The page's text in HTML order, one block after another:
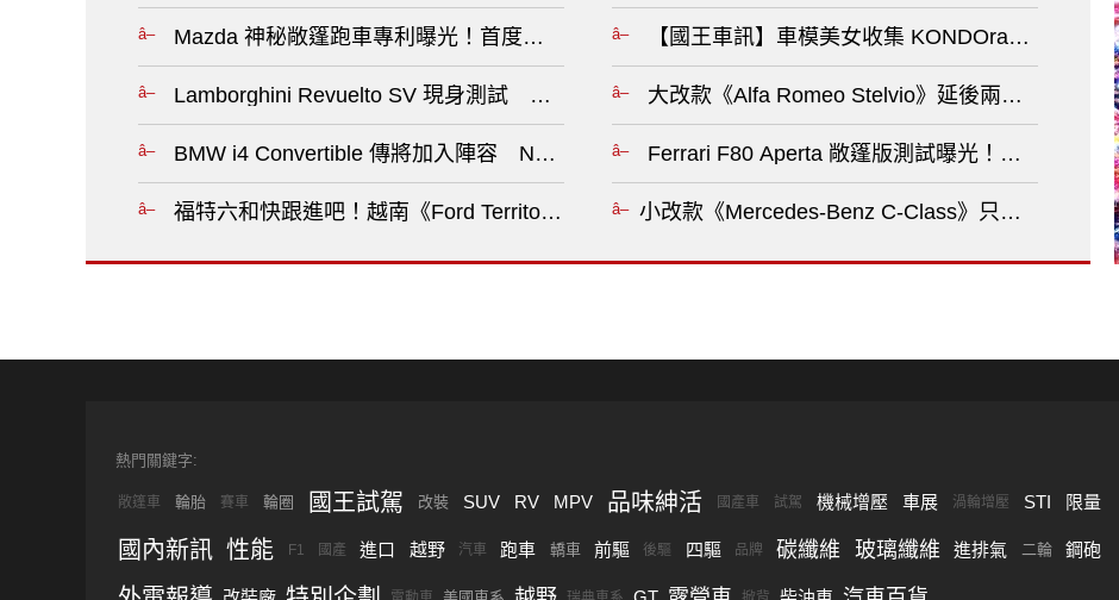
Mazda 神秘敞篷跑車專利曝光！首度研究蝴蝶門，MX-5 還是 Iconic SP 引發熱議?
Lamborghini Revuelto SV 現身測試 距離正式發表可能只剩一步之遙?
BMW i4 Convertible 傳將加入陣容 Neue Klasse 平台再添純電雙門新成員?
福特六和快跟進吧！越南《Ford Territory》新增頂規車 換上淺色內裝 強化Co-Pilot360系統 ?
【國王車訊】車模美女收集 KONDOracing 菅原
大改款《Alfa Romeo Stelvio》延後兩年 全新
Ferrari F80 Aperta 敞篷版測試曝光！限量超跑預
小改款《Mercedes-Benz C-Class》只遮住重點部
熱門關鍵字:
敞篷車 輪胎 賽車 輪圈 國王試駕 改裝 SUV RV MPV 品味紳活 國產車 試駕 機械增壓 車展 渦輪增壓 STI 限量
國內新訊 性能 F1 國產 進口 越野 汽車 跑車 轎車 前驅 後驅 四驅 品牌 碳纖維 玻璃纖維 進排氣 二輪 鋼砲